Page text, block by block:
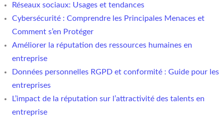
Réseaux sociaux: Usages et tendances
Cybersécurité : Comprendre les Principales Menaces et
Comment s’en Protéger
Améliorer la réputation des ressources humaines en
entreprise
Données personnelles RGPD et conformité : Guide pour les
entreprises
L’impact de la réputation sur l’attractivité des talents en
entreprise